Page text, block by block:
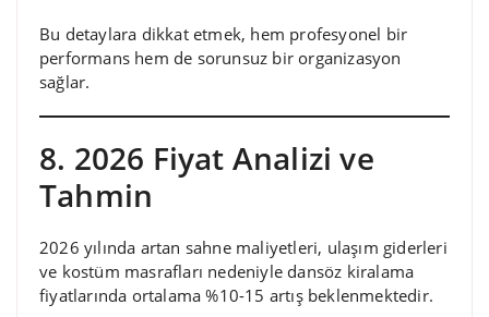
Bu detaylara dikkat etmek, hem profesyonel bir
performans hem de sorunsuz bir organizasyon
sağlar.
8. 2026 Fiyat Analizi ve
Tahmin
2026 yılında artan sahne maliyetleri, ulaşım giderleri
ve kostüm masrafları nedeniyle dansöz kiralama
fiyatlarında ortalama %10-15 artış beklenmektedir.